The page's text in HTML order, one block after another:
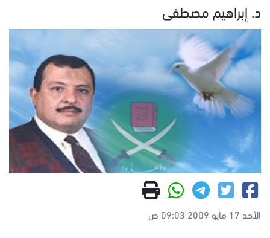
د. إبراهيم مصطفى
الأحد 17 مايو 2009 09:03 ص